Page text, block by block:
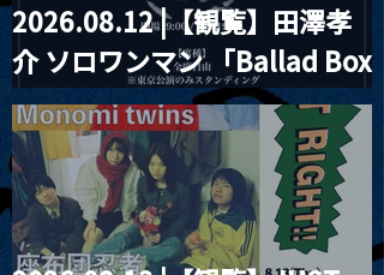
2026.08.12 |【観覧】田澤孝
介 ソロワンマン 「Ballad Box
2026」